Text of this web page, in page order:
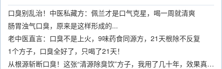
口臭别乱治！中医私藏方：佩兰才是口气克星，喝一周就清爽
肠胃浊气口臭，原来是这样形成的...
老中医直言：口臭不是上火，9味药食同源方，21天根除不反复
1个方子，口臭全好了，只喝了21天！
从根源斩断口臭！这张“清源除臭饮”方子，我用了几十年，效果真不错